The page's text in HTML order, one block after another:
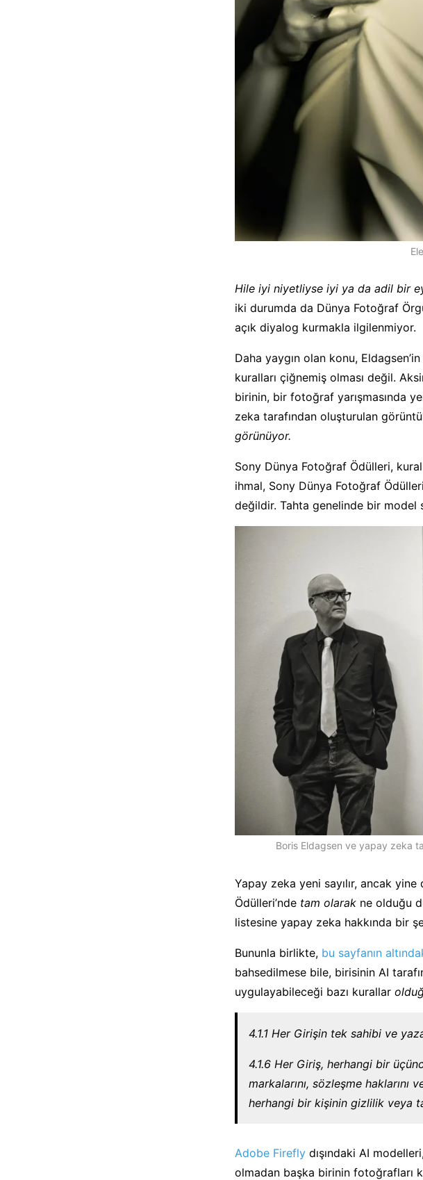
Hile iyi niyetliyse iyi ya da adil bir
iki durumda da Dünya Fotoğraf
açık diyalog kurmakla ilgilenmiyor.
Daha yaygın olan konu,
kuralları çiğnemiş olması değil.
birinin, bir fotoğraf yarışmasında
zeka tarafından oluşturulan
görünüyor.
Sony Dünya Fotoğraf Ödülleri,
ihmal, Sony Dünya Fotoğraf
değildir. Tahta genelinde bir model
Boris Eldagsen ve yapay zeka
Yapay zeka yeni sayılır, ancak
Ödülleri’nde tam olarak ne olduğu
listesine yapay zeka hakkında bir
Bununla birlikte, bu sayfanın
bahsedilmese bile, birisinin AI
uygulayabileceği bazı kurallar
4.1.1 Her Girişin tek sahibi ve
4.1.6 Her Giriş, herhangi bir
markalarını, sözleşme
herhangi bir kişinin gizlilik veya
Adobe Firefly dışındaki AI
olmadan başka birinin fotoğrafları